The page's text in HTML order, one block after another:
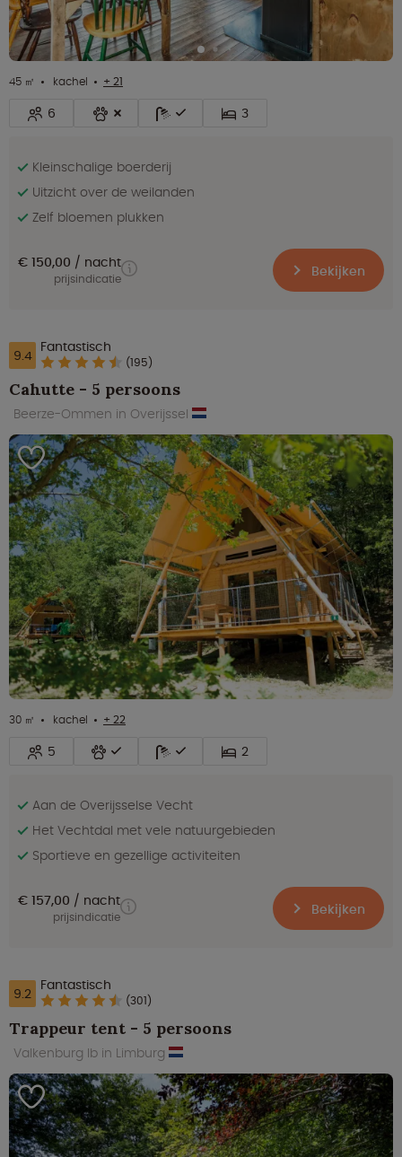
45 ㎡ kachel + 21
6 3
Kleinschalige boerderij
Uitzicht over de weilanden
Zelf bloemen plukken
€ 150,00 nacht
prijsindicatie Bekijken
9.4 Fantastisch
(195)
Cahutte - 5 persoons
Beerze-Ommen in Overijssel
30 ㎡ kachel + 22
5 2
Aan de Overijsselse Vecht
Het Vechtdal met vele natuurgebieden
Sportieve en gezellige activiteiten
€ 157,00 nacht
prijsindicatie Bekijken
9.2 Fantastisch
(301)
Trappeur tent - 5 persoons
Valkenburg lb in Limburg